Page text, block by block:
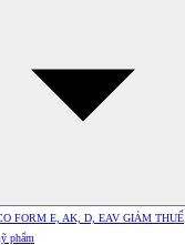
FORM E, AK, D, EAV GIẢM THUẾ
phẩm